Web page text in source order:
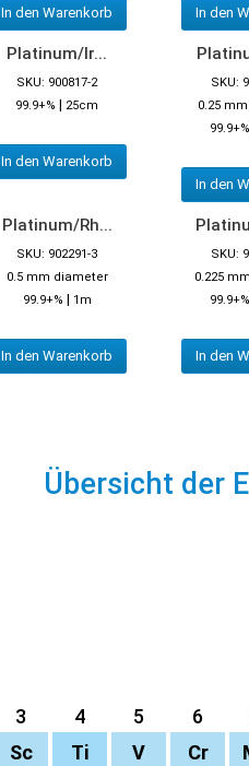
In den Warenkorb In den
Platinum/Ir...
SKU: 900817-2
99.9+% | 25cm
In den Warenkorb
SKU:
0.25
99.9+%
In den
Platinum/Rh...
SKU: 902291-3
0.5 mm diameter
99.9+% | 1m
In den Warenkorb
SKU:
0.225
99.9+%
In den
Übersicht der
3
4 5 6
Sc Ti V Cr